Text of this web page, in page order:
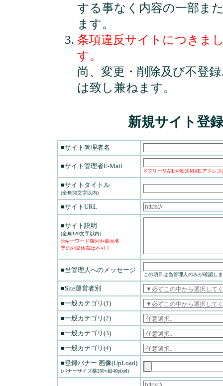
する事なく内容の一部ま
ます。
条項違反サイトにつきま
す。
尚、変更・削除及び不登
は致し兼ねます。
新規サイト登
■サイト管理者名
■サイト管理者E-Mail
※フリーMAILや転送MAILアドレス
■サイトタイトル
(全角30文字以内)
■サイトURL
■サイト説明
(全角120文字以内)
※キーワード羅列や商品名
等の列挙体裁は不可！
■当管理人へのメッセージ
この項目は当管理人のみが確認し
■Site運営者別
■一般カテゴリ(1)
■一般カテゴリ(2)
■一般カテゴリ(3)
■一般カテゴリ(4)
■登録バナー 画像(UpLoad)
(バナーサイズ横200×縦40pixel)